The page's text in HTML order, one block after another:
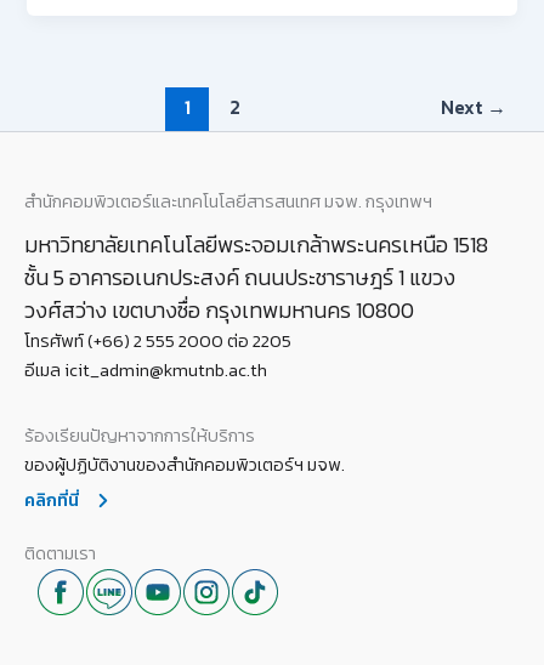
1 2 Next →
สำนักคอมพิวเตอร์และเทคโนโลยีสารสนเทศ มจพ. กรุงเทพฯ
มหาวิทยาลัยเทคโนโลยีพระจอมเกล้าพระนครเหนือ 1518
ชั้น 5 อาคารอเนกประสงค์ ถนนประชาราษฎร์ 1 แขวง
วงศ์สว่าง เขตบางซื่อ กรุงเทพมหานคร 10800
โทรศัพท์ (+66) 2 555 2000 ต่อ 2205
อีเมล icit_admin@kmutnb.ac.th
ร้องเรียนปัญหาจากการให้บริการ
ของผู้ปฏิบัติงานของสำนักคอมพิวเตอร์ฯ มจพ.
คลิกที่นี่
ติดตามเรา